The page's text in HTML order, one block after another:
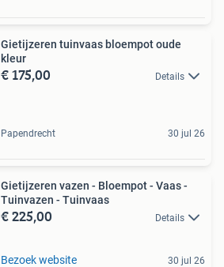
Gietijzeren tuinvaas bloempot oude
kleur
€ 175,00 Details
Papendrecht 30 jul 26
Gietijzeren vazen - Bloempot - Vaas -
Tuinvazen - Tuinvaas
€ 225,00 Details
Bezoek website 30 jul 26